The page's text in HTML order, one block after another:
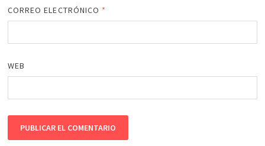
CORREO ELECTRÓNICO *
WEB